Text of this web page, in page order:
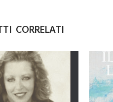
CORRELATI